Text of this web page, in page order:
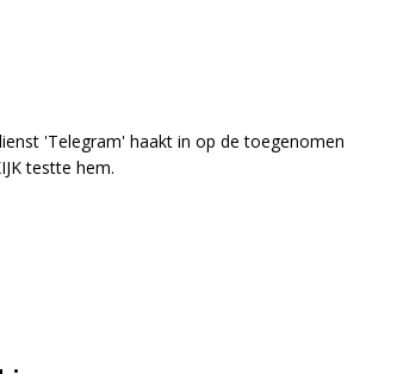
'Telegram' haakt in op de toegenomen
testte hem.